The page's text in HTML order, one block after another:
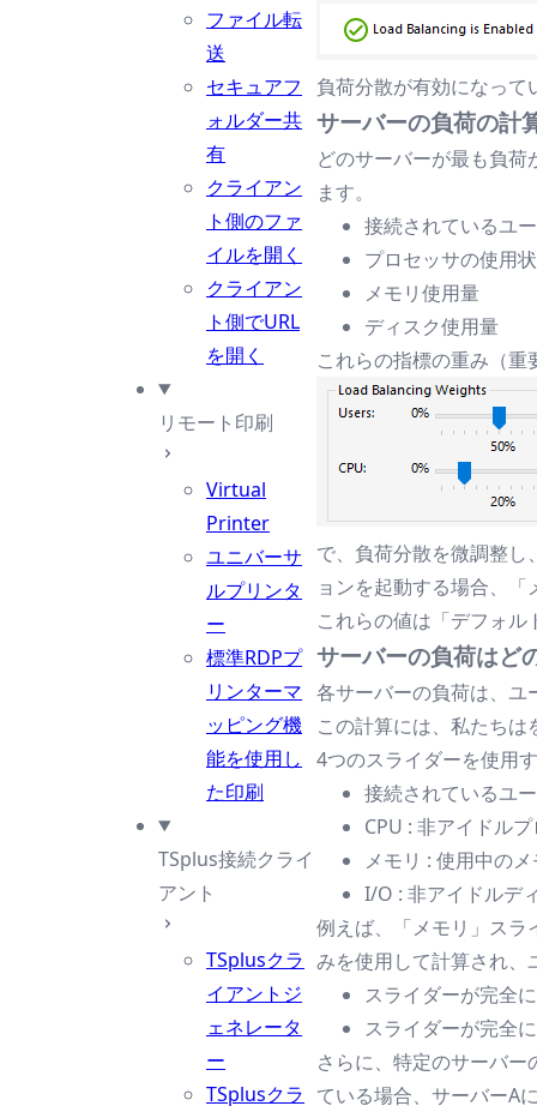
ファイル転
送
セキュアフ
ォルダー共
有
クライアン
ト側のファ
イルを開く
クライアン
ト側でURL
を開く
リモート印刷
Virtual
Printer
ユニバーサ
ルプリンタ
ー
標準RDPプ
リンターマ
ッピング機
能を使用し
た印刷
TSplus接続クライ
アント
TSplusクラ
イアントジ
ェネレータ
ー
TSplusクラ
負荷分散が有効になっ
サーバーの負荷の計
どのサーバーが最も負
ます。
接続されているユ
プロセッサの使用
メモリ使用量
ディスク使用量
これらの指標の重み（
で、負荷分散を微調整
ョンを起動する場合、
これらの値は「デフォ
サーバーの負荷はど
各サーバーの負荷は、ユ
この計算には、私たち
4つのスライダーを使用
接続されているユ
CPU : 非アイドル
メモリ : 使用中の
I/O : 非アイドルデ
例えば、「メモリ」スラ
みを使用して計算され、
スライダーが完全
スライダーが完全
さらに、特定のサーバ
ている場合、サーバーA